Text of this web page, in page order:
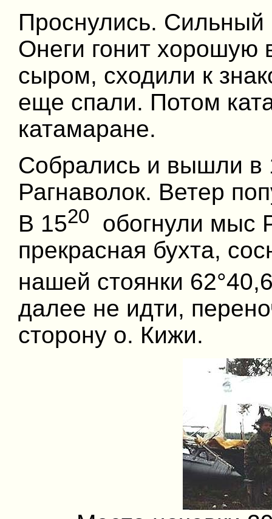
Проснулись.
Онеги гонит хорошую
сыром, сходили к
еще спали. Потом
катамаране.
Собрались и вышли в
Рагнаволок. Ветер
В 1520
обогнули мыс
прекрасная бухта,
нашей стоянки
далее не идти,
сторону о. Кижи.